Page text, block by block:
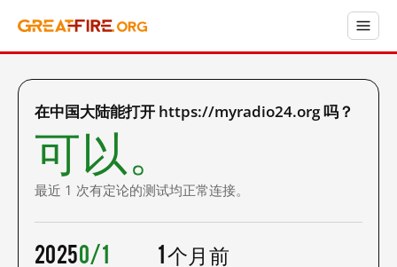
在中国大陆能打开 https://myradio24.org 吗？
可以。
最近 1 次有定论的测试均正常连接。
20250/1 1 个月前